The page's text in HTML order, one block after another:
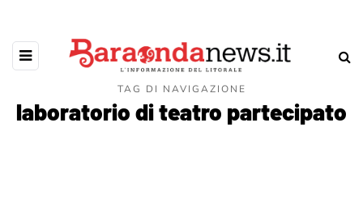
TAG DI NAVIGAZIONE
laboratorio di teatro partecipato